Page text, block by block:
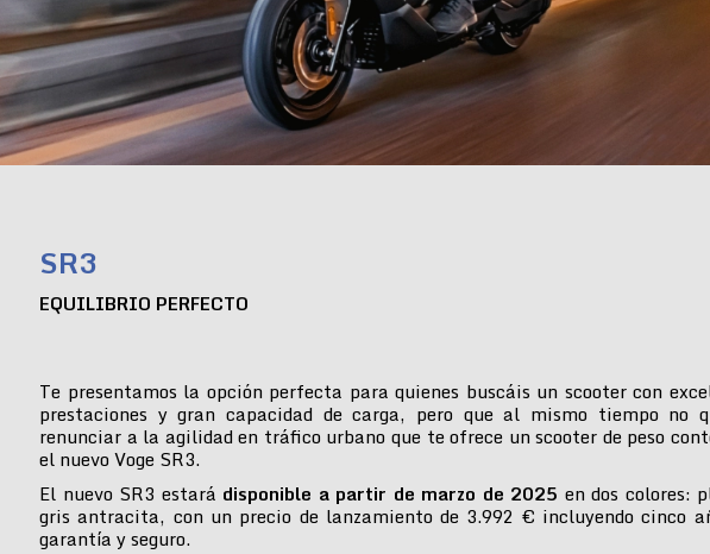
SR3
EQUILIBRIO PERFECTO
Te presentamos la opción perfecta para quienes buscáis un scooter con
prestaciones y gran capacidad de carga, pero que al mismo tiempo no
renunciar a la agilidad en tráfico urbano que te ofrece un scooter de peso
el nuevo Voge SR3.
El nuevo SR3 estará disponible a partir de marzo de 2025 en dos colores:
gris antracita, con un precio de lanzamiento de 3.992 € incluyendo cinco
garantía y seguro.